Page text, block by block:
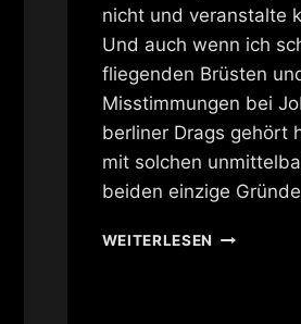
nicht und veranstalte
Und auch wenn ich
fliegenden Brüsten
Misstimmungen bei
berliner Drags gehört
mit solchen
beiden einzige
WEITERLESEN 24H